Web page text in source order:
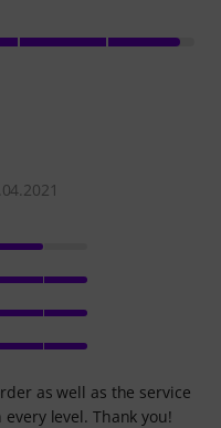
as well as the service
level. Thank you!